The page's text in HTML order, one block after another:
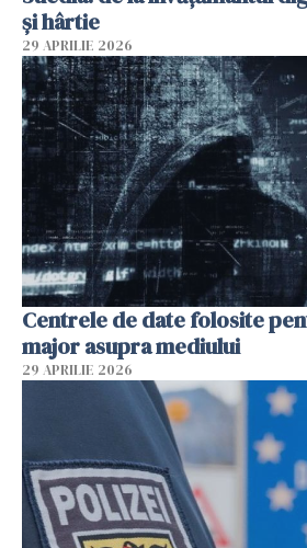
și hârtie
29 APRILIE 2026
Centrele de date folosite
major asupra mediului
29 APRILIE 2026